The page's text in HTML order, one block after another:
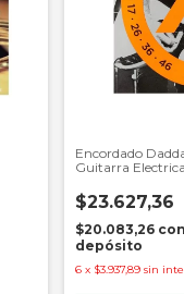
Encordado
Guitarra
$23.627,36
$20.083,26 con
depósito
6 x $3.937,89 sin